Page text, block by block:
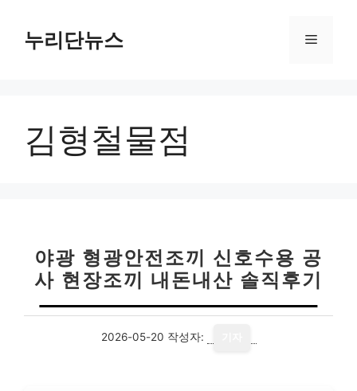
누리단뉴스 메
김형철물점
야광 형광안전조끼 신호수용 공
사 현장조끼 내돈내산 솔직후기
2026-05-20 작성자: